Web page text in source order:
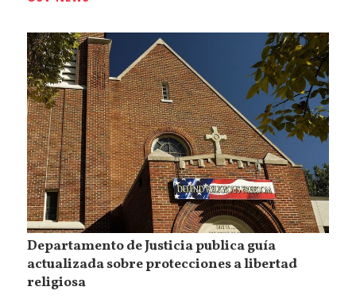
Departamento de Justicia publica guía
actualizada sobre protecciones a libertad
religiosa